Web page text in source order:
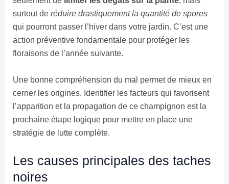
surtout de réduire drastiquement la quantité de spores
qui pourront passer l’hiver dans votre jardin. C’est une
action préventive fondamentale pour protéger les
floraisons de l’année suivante.
Une bonne compréhension du mal permet de mieux en
cerner les origines. Identifier les facteurs qui favorisent
l’apparition et la propagation de ce champignon est la
prochaine étape logique pour mettre en place une
stratégie de lutte complète.
Les causes principales des taches
noires